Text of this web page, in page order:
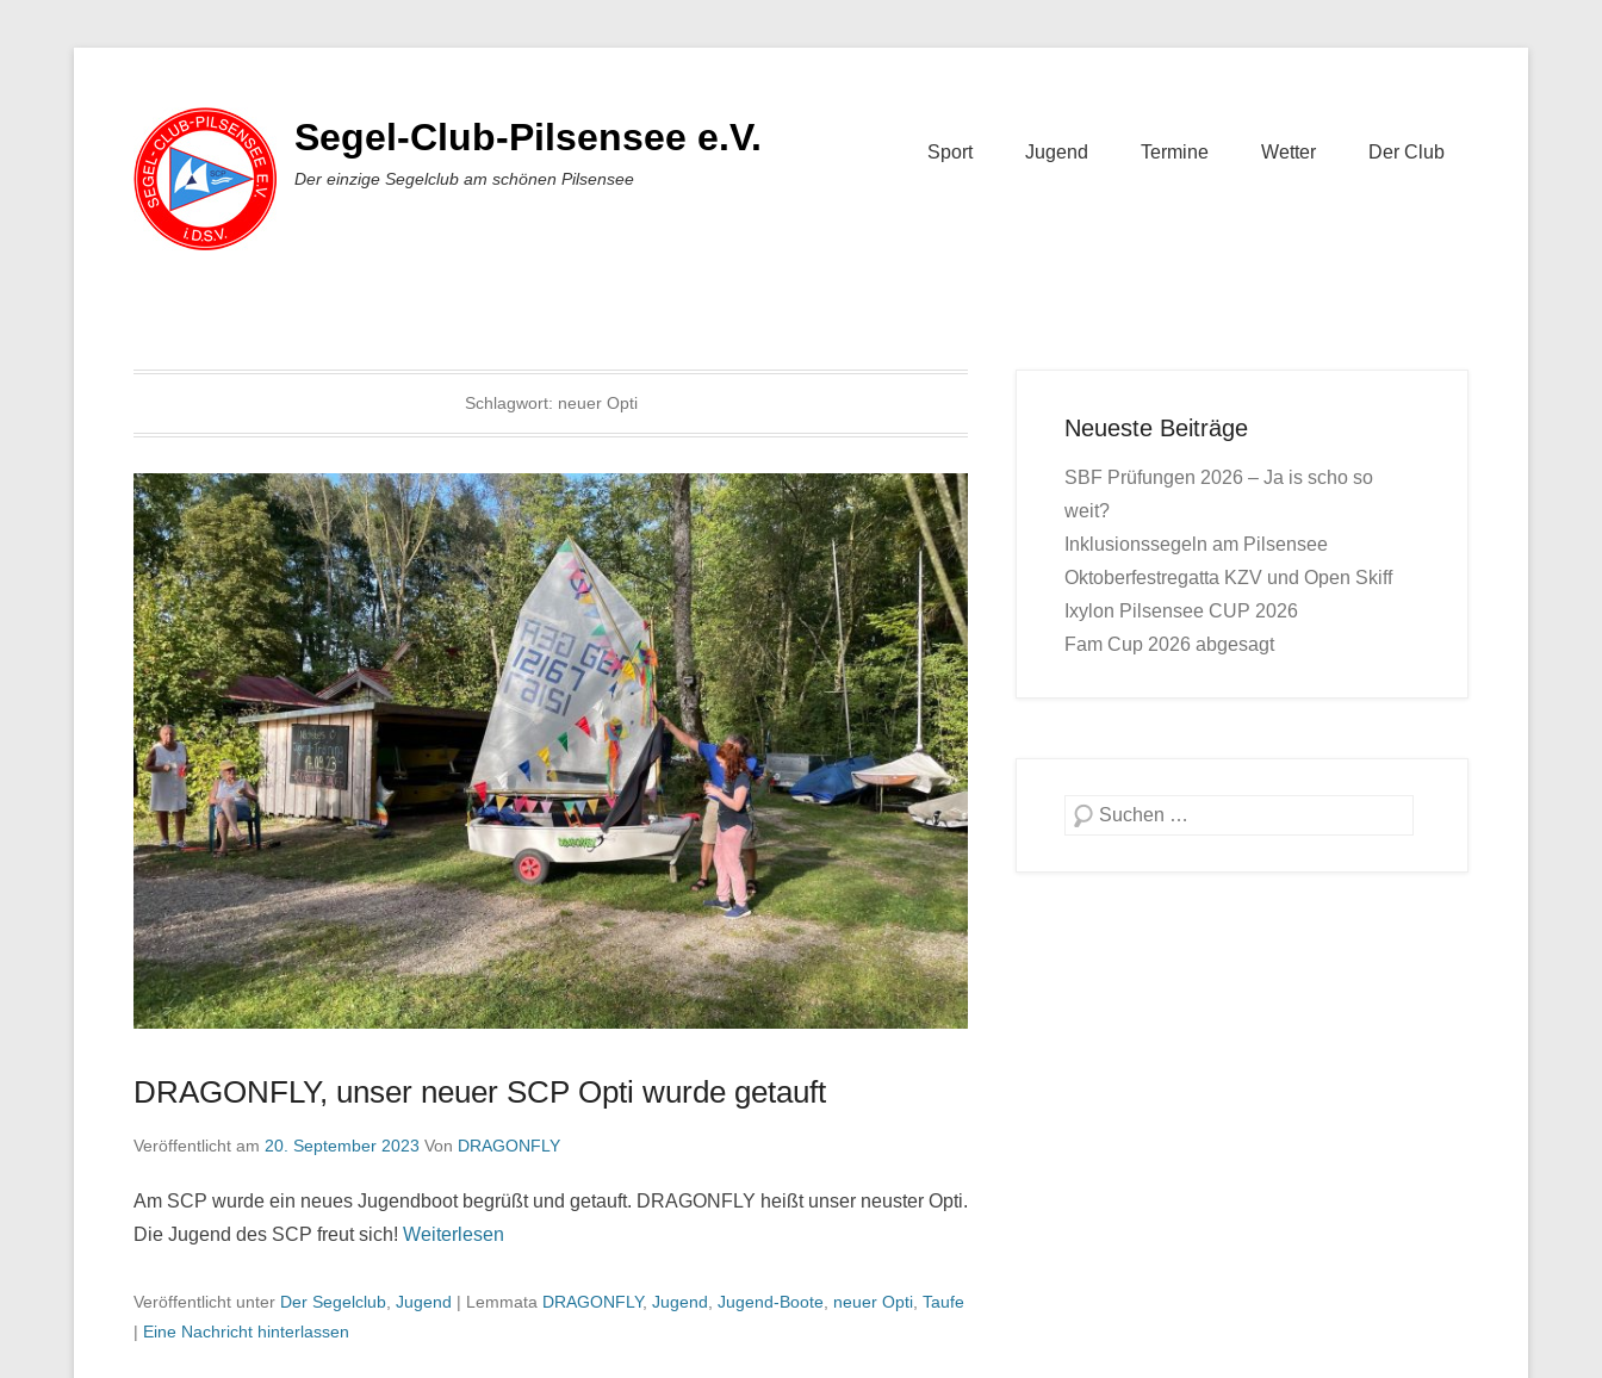
Segel-Club-Pilsensee e.V.
Der einzige Segelclub am schönen Pilsensee
Sport Jugend Termine Wetter Der Club
Schlagwort: neuer Opti
DRAGONFLY, unser neuer SCP Opti wurde getauft
Veröffentlicht am 20. September 2023 Von DRAGONFLY
Am SCP wurde ein neues Jugendboot begrüßt und getauft. DRAGONFLY heißt unser neuster Opti.
Die Jugend des SCP freut sich! Weiterlesen
Veröffentlicht unter Der Segelclub Jugend | Lemmata DRAGONFLY, Jugend Jugend-Boote neuer Opti Taufe
| Eine Nachricht hinterlassen
Neueste Beiträge
SBF Prüfungen 2026 – Ja is scho so
weit?
Inklusionssegeln am Pilsensee
Oktoberfestregatta KZV und Open Skiff
Ixylon Pilsensee CUP 2026
Fam Cup 2026 abgesagt
Suche